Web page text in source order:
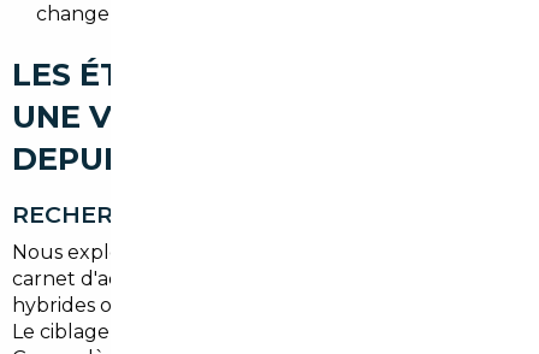
change et la TVA.
LES ÉTAPES POUR IMPORTER
UNE VOITURE D'OCCASION
DEPUIS GARGES-LÈS-GONESSE
RECHERCHE DU VÉHICULE
Nous exploitons les portails européens et notre
carnet d'adresses pour trouver des SUV, citadines,
hybrides ou premiums correspondant à vos critères.
Le ciblage prend en compte usage urbain autour de